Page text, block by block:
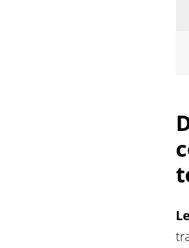
Le